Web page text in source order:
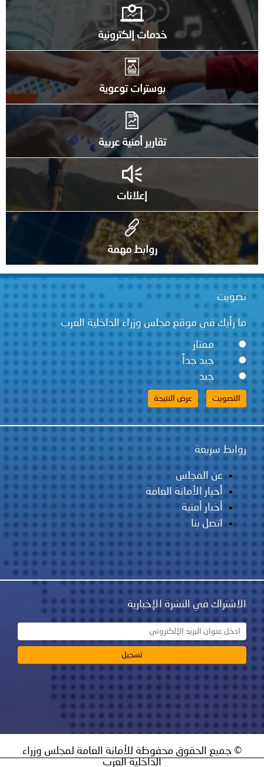
خدمات إلكترونية
بوسترات توعوية
تقارير أمنية عربية
إعلانات
روابط مهمة
تصويت
ما رأيك في موقع مجلس وزراء الداخلية العرب
ممتاز
جيد جداً
جيد
روابط سريعة
عن المجلس
أخبار الأمانة العامة
أخبار أمنية
اتصل بنا
الاشتراك في النشرة الإخبارية
© جميع الحقوق محفوظة للأمانة العامة لمجلس وزراء
الداخلية العرب